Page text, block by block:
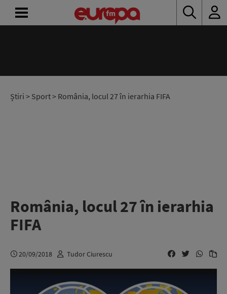
Știri > Sport> România, locul 27 în ierarhia FIFA
România, locul 27 în ierarhia
FIFA
20/09/2018 Tudor Ciurescu
RADIO